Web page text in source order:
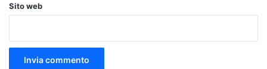
Sito web